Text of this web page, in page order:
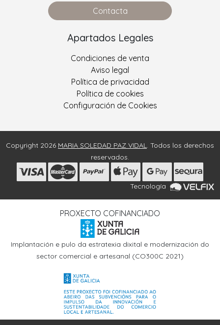
Contacta
Apartados Legales
Condiciones de venta
Aviso legal
Política de privacidad
Política de cookies
Configuración de Cookies
Copyright 2026 MARIA SOLEDAD PAZ VIDAL
. Todos los derechos
reservados.
Tecnología
PROXECTO COFINANCIADO
Implantación e pulo da estratexia dixital e modernización do
sector comercial e artesanal (CO300C 2021)